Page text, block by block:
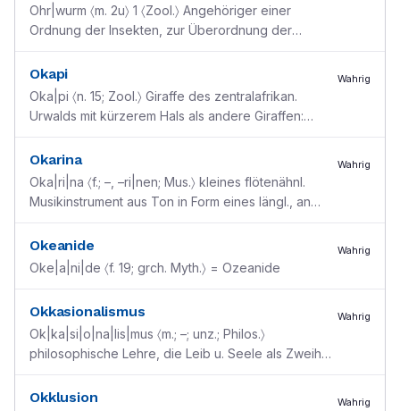
Ohr|wurm 〈m. 2u〉 1 〈Zool.〉 Angehöriger einer
Ordnung der Insekten, zur Überordnung der
in menschlich
Okapi
Oka|pi 〈n. 15; Zool.〉 Giraffe des zentralafrikan.
Urwalds mit kürzerem Hals als andere Giraffen:
Wahrig
Okarina
Oka|ri|na 〈f.; –, –ri|nen; Mus.〉 kleines flötenähnl.
Musikinstrument aus Ton in Form eines längl., an
Wahrig
Okeanide
Oke|a|ni|de 〈f. 19; grch. Myth.〉 = Ozeanide
Wahrig
Okkasionalismus
Ok|ka|si|o|na|lis|mus 〈m.; –; unz.; Philos.〉
philosophische Lehre, die Leib u. Seele als Zweiheit
ih...
Wahrig
Okklusion Wahrig